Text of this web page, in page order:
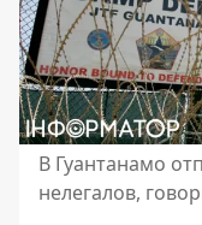
В Гуантанамо
нелегалов,